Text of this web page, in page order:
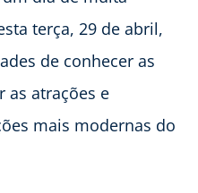
terça, 29 de abril,
de conhecer as
as atrações e
mais modernas do